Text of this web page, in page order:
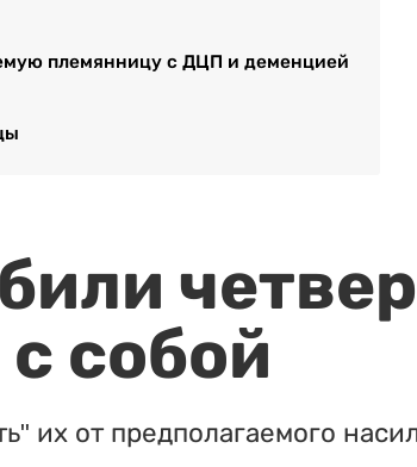
племянницу с ДЦП и деменцией
собой
их от предполагаемого